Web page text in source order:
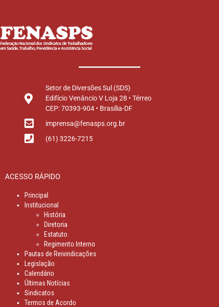
Setor de Diversões Sul (SDS)
Edifício Venâncio V Loja 28 • Térreo
CEP: 70393-904 • Brasília-DF
imprensa@fenasps.org.br
(61) 3226-7215
ACESSO RÁPIDO
Principal
Institucional
História
Diretoria
Estatuto
Regimento Interno
Pautas de Reivindicações
Legislação
Calendário
Últimas Notícias
Sindicatos
Termos de Acordo